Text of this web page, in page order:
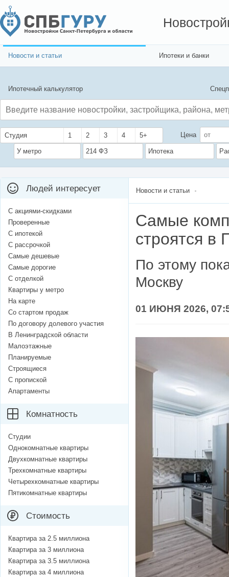
Новости и статьи Ипотеки и банки
Ипотечный калькулятор
Студия 1 2 3 4 5+ Цена
У метро 214 ФЗ Ипотека
Новости и статьи
Самые
строятся в
По этому
Москву
01 ИЮНЯ 2026,
Людей интересует
С акциями-скидками
Проверенные
С ипотекой
С рассрочкой
Самые дешевые
Самые дорогие
С отделкой
Квартиры у метро
На карте
Со стартом продаж
По договору долевого участия
В Ленинградской области
Малоэтажные
Планируемые
Строящиеся
С пропиской
Апартаменты
Комнатность
Студии
Однокомнатные квартиры
Двухкомнатные квартиры
Трехкомнатные квартиры
Четырехкомнатные квартиры
Пятикомнатные квартиры
Стоимость
Квартира за 2.5 миллиона
Квартира за 3 миллиона
Квартира за 3.5 миллиона
Квартира за 4 миллиона